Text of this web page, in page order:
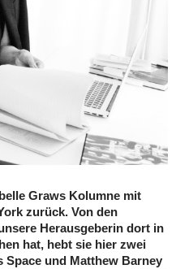
Graws Kolumne mit
zurück. Von den
Herausgeberin dort in
hat, hebt sie hier zwei
Space und Matthew Barney